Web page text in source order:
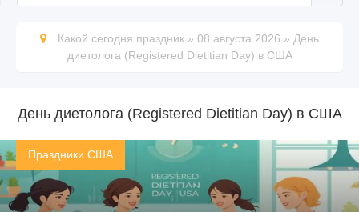
Какой сегодня праздник » 08 августа 2026 » День
диетолога (Registered Dietitian Day) в США
День диетолога (Registered Dietitian Day) в США
Праздники США